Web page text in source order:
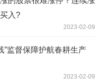
入?
2023-02-09
”监督保障护航春耕生产
2023-02-09